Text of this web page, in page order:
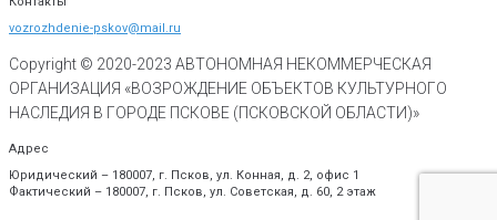
vozrozhdenie-pskov@mail.ru
Copyright © 2020-2023 АВТОНОМНАЯ НЕКОММЕРЧЕСКАЯ
ОРГАНИЗАЦИЯ «ВОЗРОЖДЕНИЕ ОБЪЕКТОВ КУЛЬТУРНОГО
НАСЛЕДИЯ В ГОРОДЕ ПСКОВЕ (ПСКОВСКОЙ ОБЛАСТИ)»
Адрес
Юридический – 180007, г. Псков, ул. Конная, д. 2, офис 1
Фактический – 180007, г. Псков, ул. Советская, д. 60, 2 этаж